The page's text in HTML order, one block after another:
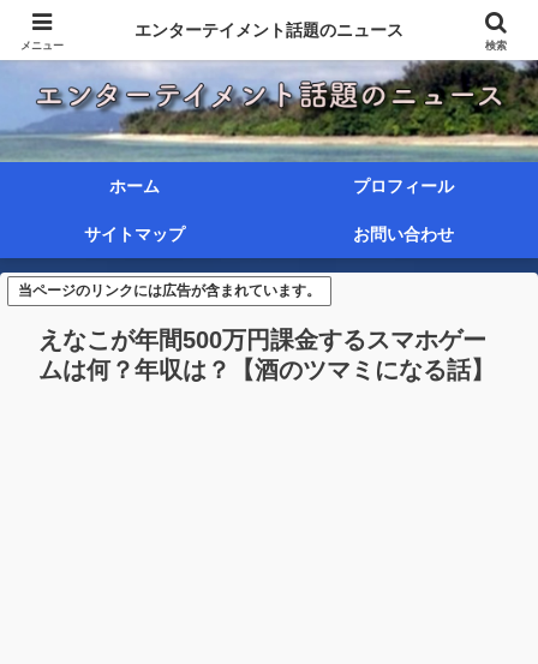
ホーム プロフィール
サイトマップ お問い合わせ
当ページのリンクには広告が含まれています。
えなこが年間500万円課金するスマホゲー
ムは何？年収は？【酒のツマミになる話】
メニュー
エンターテイメント話題のニュース
検索